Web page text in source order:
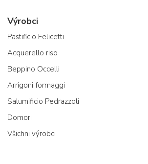
Výrobci
Pastificio Felicetti
Acquerello riso
Beppino Occelli
Arrigoni formaggi
Salumificio Pedrazzoli
Domori
Všichni výrobci